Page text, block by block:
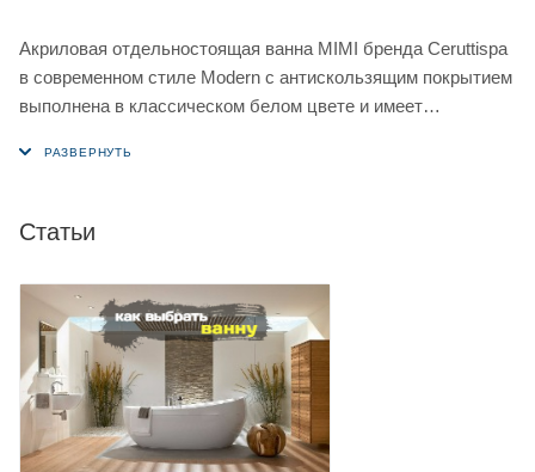
Акриловая отдельностоящая ванна MIMI бренда Ceruttispa
в современном стиле Modern c антискользящим покрытием
выполнена в классическом белом цвете и имеет
дополнением ванной комнаты любого стиля.
хорошо сохраняет тепло и тактильно приятен.
Устойчивость и практичность ванны достигается
армированием дна стекловолокном и использованием
прочного металлического каркаса. Помимо этого, в местах
крепежа каркаса установлены дополнительные усиленные
закладные для придания жесткости конструкции, что
Статьи